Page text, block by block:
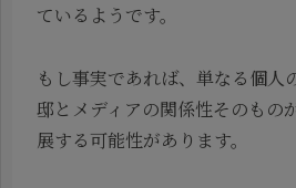
ているようです。
もし事実であれば、単なる個人
邸とメディアの関係性そのもの
展する可能性があります。